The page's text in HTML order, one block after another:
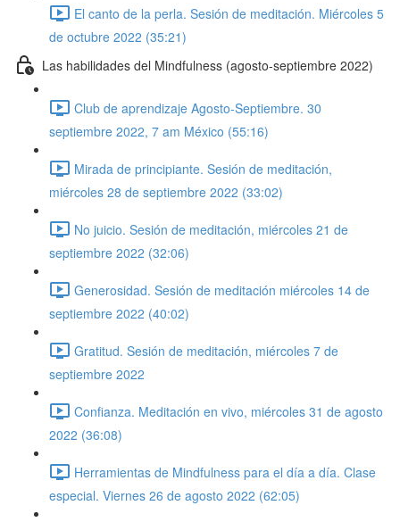
El canto de la perla. Sesión de meditación. Miércoles 5
de octubre 2022 (35:21)
Las habilidades del Mindfulness (agosto-septiembre 2022)
Club de aprendizaje Agosto-Septiembre. 30
septiembre 2022, 7 am México (55:16)
Mirada de principiante. Sesión de meditación,
miércoles 28 de septiembre 2022 (33:02)
No juicio. Sesión de meditación, miércoles 21 de
septiembre 2022 (32:06)
Generosidad. Sesión de meditación miércoles 14 de
septiembre 2022 (40:02)
Gratitud. Sesión de meditación, miércoles 7 de
septiembre 2022
Confianza. Meditación en vivo, miércoles 31 de agosto
2022 (36:08)
Herramientas de Mindfulness para el día a día. Clase
especial. Viernes 26 de agosto 2022 (62:05)